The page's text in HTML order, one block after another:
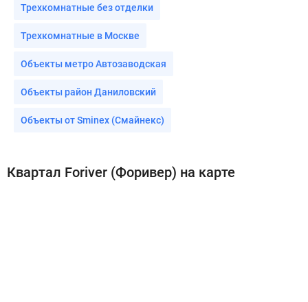
Трехкомнатные без отделки
Трехкомнатные в Москве
Объекты метро Автозаводская
Объекты район Даниловский
Объекты от Sminex (Смайнекс)
Квартал Foriver (Форивер) на карте